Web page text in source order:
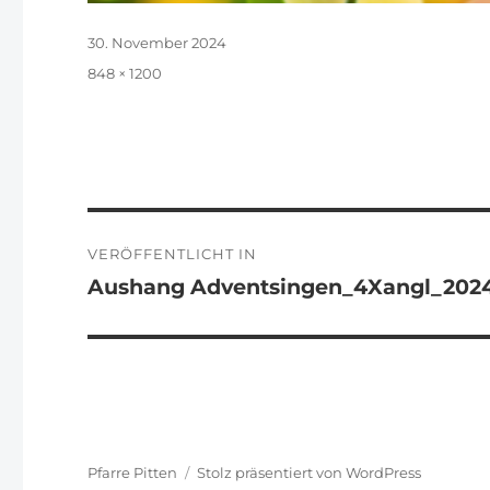
Veröffentlicht
30. November 2024
Originalgröße
848 × 1200
VERÖFFENTLICHT IN
Aushang
Pfarre Pitten Stolz präsentiert von WordPress